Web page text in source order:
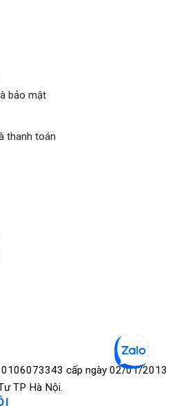
bảo mật
thanh toán
0106073343 cấp ngày 02/01/2013
TP Hà Nội.